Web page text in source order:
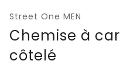
Street One MEN
Chemise à
côtelé